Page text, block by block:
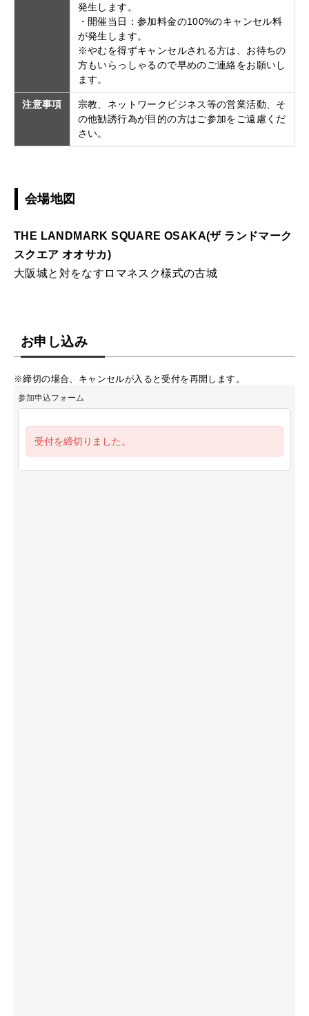
発生します。
・開催当日：参加料金の100%のキャンセル料
が発生します。
※やむを得ずキャンセルされる方は、お待ちの
方もいらっしゃるので早めのご連絡をお願いし
ます。
注意事項
宗教、ネットワークビジネス等の営業活動、そ
の他勧誘行為が目的の方はご参加をご遠慮くだ
さい。
会場地図
THE LANDMARK SQUARE OSAKA(ザ ランドマーク
スクエア オオサカ)
大阪城と対をなすロマネスク様式の古城
お申し込み
※締切の場合、キャンセルが入ると受付を再開します。